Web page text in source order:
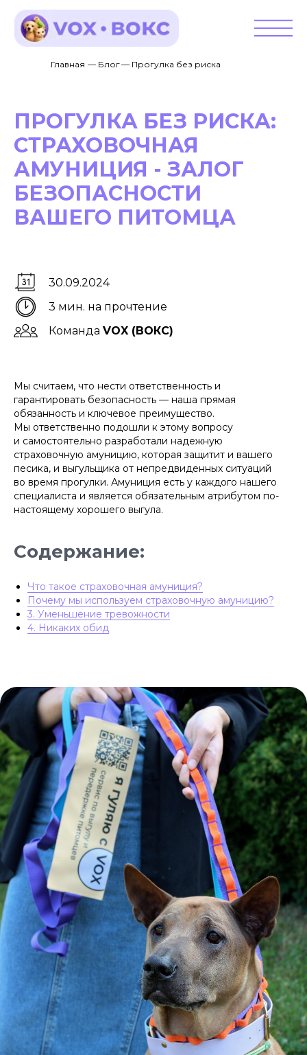
Главная — Блог— Прогулка без риска
ПРОГУЛКА БЕЗ РИСКА:
СТРАХОВОЧНАЯ
АМУНИЦИЯ - ЗАЛОГ
БЕЗОПАСНОСТИ
ВАШЕГО ПИТОМЦА
30.09.2024
3 мин. на прочтение
Команда VOX (ВОКС)
Мы считаем, что нести ответственность и
гарантировать безопасность — наша прямая
обязанность и ключевое преимущество.
Мы ответственно подошли к этому вопросу
и самостоятельно разработали надежную
страховочную амуницию, которая защитит и вашего
песика, и выгульщика от непредвиденных ситуаций
во время прогулки. Амуниция есть у каждого нашего
специалиста и является обязательным атрибутом по-
настоящему хорошего выгула.
Содержание:
Что такое страховочная амуниция?
Почему мы используем страховочную амуницию?
3. Уменьшение тревожности
4. Никаких обид